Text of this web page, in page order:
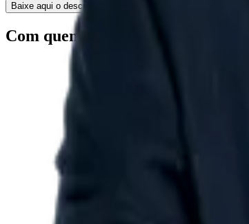
Baixe aqui o descritivo!
Com quem você terá aula
Darlan Barroso
coordenador